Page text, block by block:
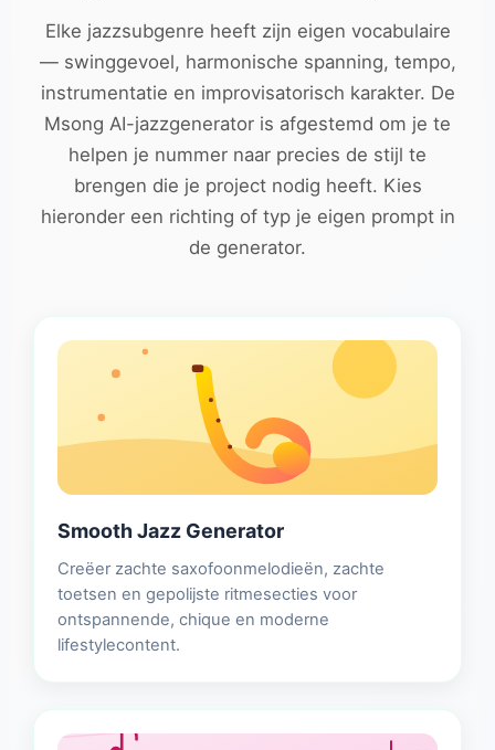
Elke jazzsubgenre heeft zijn eigen vocabulaire
— swinggevoel, harmonische spanning, tempo,
instrumentatie en improvisatorisch karakter. De
Msong AI-jazzgenerator is afgestemd om je te
helpen je nummer naar precies de stijl te
brengen die je project nodig heeft. Kies
hieronder een richting of typ je eigen prompt in
de generator.
Smooth Jazz Generator
Creëer zachte saxofoonmelodieën, zachte
toetsen en gepolijste ritmesecties voor
ontspannende, chique en moderne
lifestylecontent.